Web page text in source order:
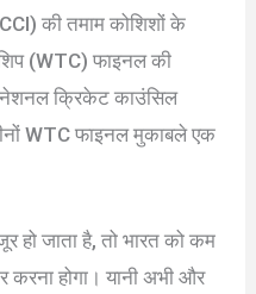
की तमाम कोशिशों के
(WTC) फाइनल की
क्रिकेट काउंसिल
WTC फाइनल मुकाबले एक
हो जाता है, तो भारत को कम
होगा। यानी अभी और